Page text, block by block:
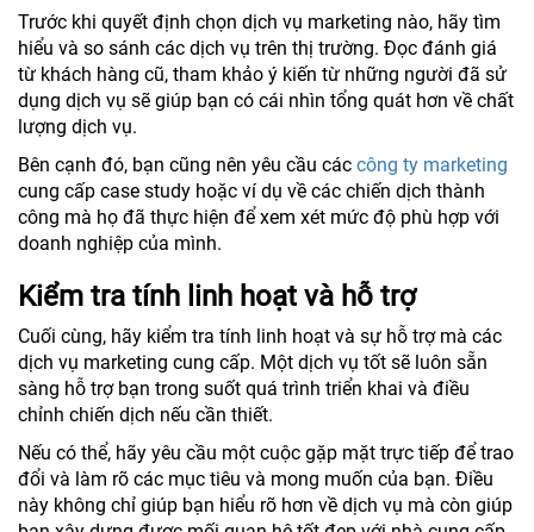
Trước khi quyết định chọn dịch vụ marketing nào, hãy tìm
hiểu và so sánh các dịch vụ trên thị trường. Đọc đánh giá
từ khách hàng cũ, tham khảo ý kiến từ những người đã sử
dụng dịch vụ sẽ giúp bạn có cái nhìn tổng quát hơn về chất
lượng dịch vụ.
Bên cạnh đó, bạn cũng nên yêu cầu các công ty marketing
cung cấp case study hoặc ví dụ về các chiến dịch thành
công mà họ đã thực hiện để xem xét mức độ phù hợp với
doanh nghiệp của mình.
Kiểm tra tính linh hoạt và hỗ trợ
Cuối cùng, hãy kiểm tra tính linh hoạt và sự hỗ trợ mà các
dịch vụ marketing cung cấp. Một dịch vụ tốt sẽ luôn sẵn
sàng hỗ trợ bạn trong suốt quá trình triển khai và điều
chỉnh chiến dịch nếu cần thiết.
Nếu có thể, hãy yêu cầu một cuộc gặp mặt trực tiếp để trao
đổi và làm rõ các mục tiêu và mong muốn của bạn. Điều
này không chỉ giúp bạn hiểu rõ hơn về dịch vụ mà còn giúp